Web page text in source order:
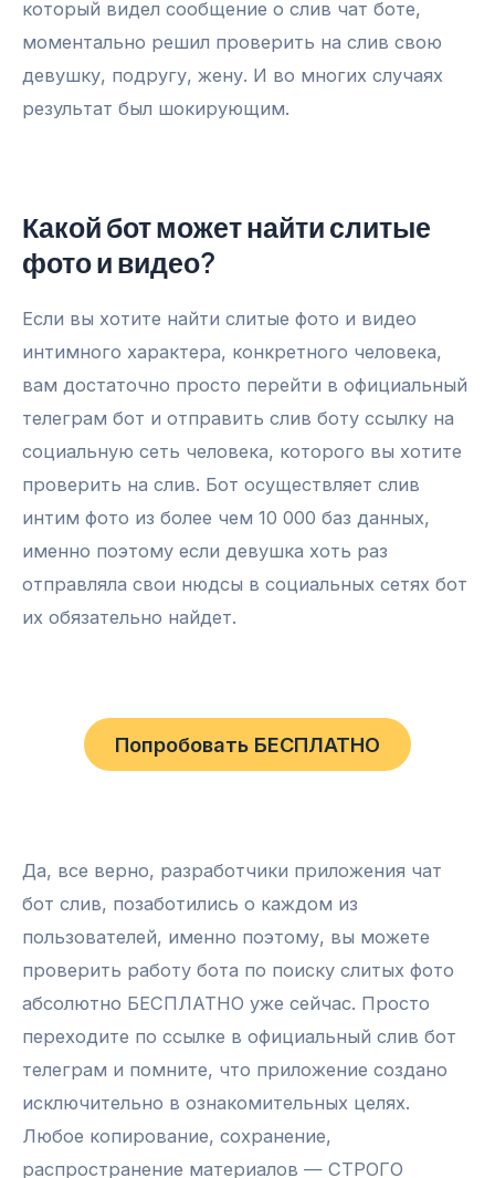
который видел сообщение о слив чат боте,
моментально решил проверить на слив свою
девушку, подругу, жену. И во многих случаях
результат был шокирующим.
Какой бот может найти слитые
фото и видео?
Если вы хотите найти слитые фото и видео
интимного характера, конкретного человека,
вам достаточно просто перейти в официальный
телеграм бот и отправить слив боту ссылку на
социальную сеть человека, которого вы хотите
проверить на слив. Бот осуществляет слив
интим фото из более чем 10 000 баз данных,
именно поэтому если девушка хоть раз
отправляла свои нюдсы в социальных сетях бот
их обязательно найдет.
Попробовать БЕСПЛАТНО
Да, все верно, разработчики приложения чат
бот слив, позаботились о каждом из
пользователей, именно поэтому, вы можете
проверить работу бота по поиску слитых фото
абсолютно БЕСПЛАТНО уже сейчас. Просто
переходите по ссылке в официальный слив бот
телеграм и помните, что приложение создано
исключительно в ознакомительных целях.
Любое копирование, сохранение,
распространение материалов — СТРОГО